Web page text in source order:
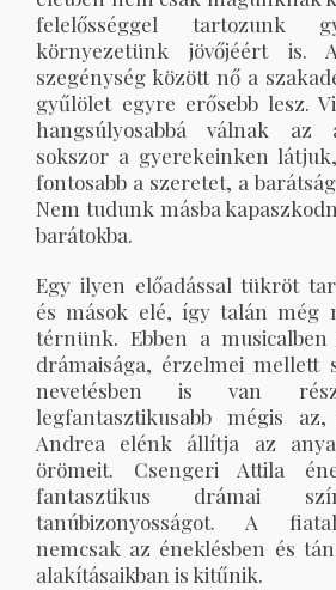
felelősséggel tartozunk
környezetünk jövőjéért is.
szegénység között nő a
gyűlölet egyre erősebb lesz.
hangsúlyosabbá válnak az
sokszor a gyerekeinken
fontosabb a szeretet, a
Nem tudunk másba
barátokba.
Egy ilyen előadással tükröt
és mások elé, így talán még
térnünk. Ebben a
drámaisága, érzelmei mellett
nevetésben is van
legfantasztikusabb mégis
Andrea elénk állítja az anya
örömeit. Csengeri Attila
fantasztikus drámai
tanúbizonyosságot. A
nemcsak az éneklésben és
alakításaikban is kitűnik.